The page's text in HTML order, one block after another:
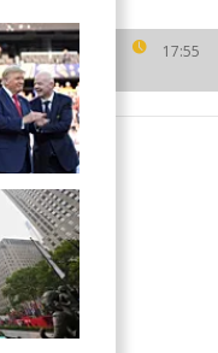
17:55